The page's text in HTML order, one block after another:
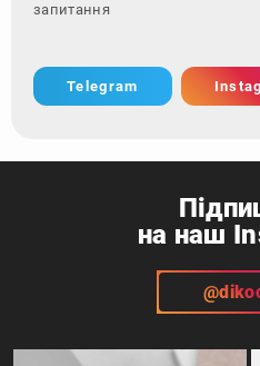
запитання - звернітьс
Telegram
на наш